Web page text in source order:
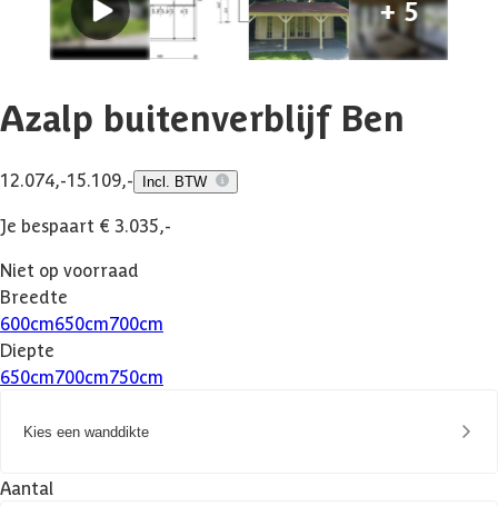
Azalp buitenverblijf Ben
12.074,-15.109,- Incl. BTW
Je bespaart € 3.035,-
Niet op voorraad
Breedte
600cm650cm700cm
Diepte
650cm700cm750cm
Kies een wanddikte
Aantal